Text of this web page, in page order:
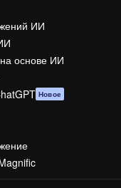
ИИ
основе ИИ
Новое